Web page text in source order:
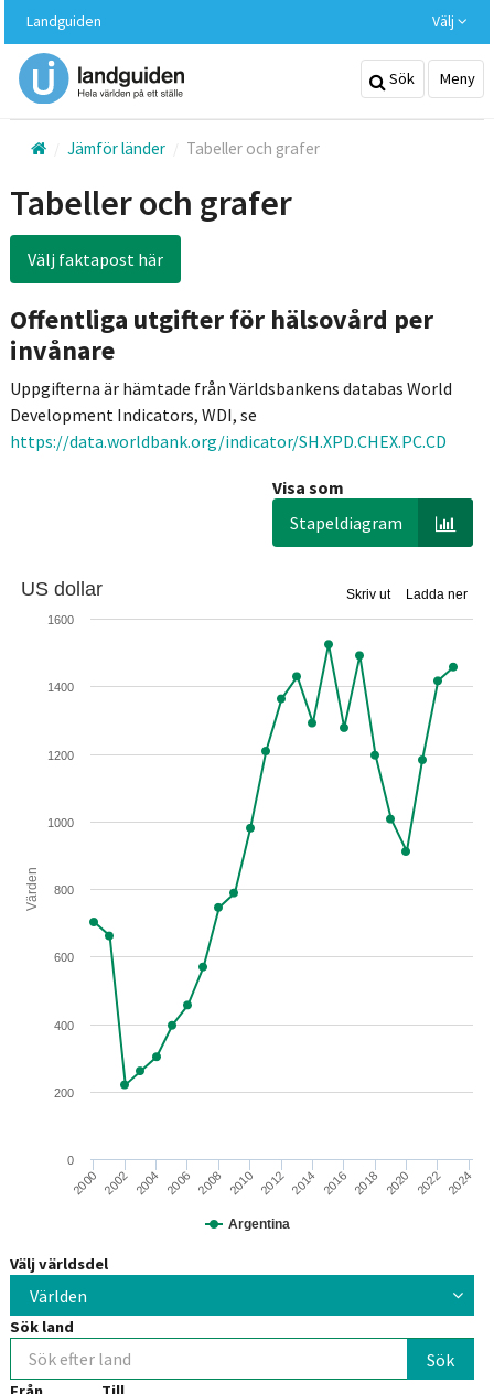
huvudinnehållet
Landguiden Välj
Sök Meny
Jämför länder Tabeller och grafer
Tabeller och grafer
Välj faktapost här
Offentliga utgifter för hälsovård per
invånare
Uppgifterna är hämtade från Världsbankens databas World
Development Indicators, WDI, se
https://data.worldbank.org/indicator/SH.XPD.CHEX.PC.CD
Visa som
Stapeldiagram
Ladda ner
Skriv ut
Värden
US dollar
Argentina
2000 2002 2004 2006 2008 2010 2012 2014 2016 2018 2020 2022 2024
0
200
400
600
800
1000
1200
1400
1600
Välj världsdel
Världen
Sök land